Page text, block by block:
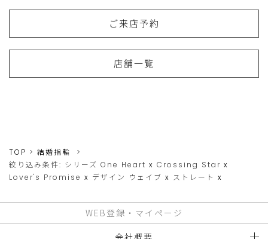
ご来店予約
店舗一覧
TOP
結婚指輪
絞り込み条件: シリーズ One Heart x Crossing Star x
Lover's Promise x デザイン ウェイブ x ストレート x
WEB登録・マイページ